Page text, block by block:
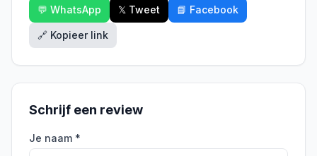
💬 WhatsApp
𝕏 Tweet 📘 Facebook
🔗 Kopieer link
Schrijf een review
Je naam *